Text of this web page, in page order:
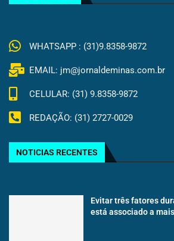
WHATSAPP : (31)9.8358-9872
EMAIL: jm@jornaldeminas.com.br
CELULAR: (31) 9.8358-9872
REDAÇÃO: (31) 2727-0029
NOTICIAS RECENTES
Evitar três fatores
está associado a